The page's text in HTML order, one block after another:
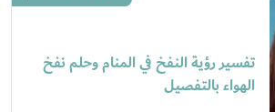
تفسير رؤية النفخ في المنام وحلم نفخ
الهواء بالتفصيل